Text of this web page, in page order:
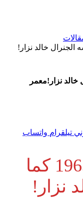
كما عاشه الجنرال خالد نزار!
خالد نزار!معمر
تيلقرام واتساب
انقلاب 19 جوان 1965 كما
نزار!